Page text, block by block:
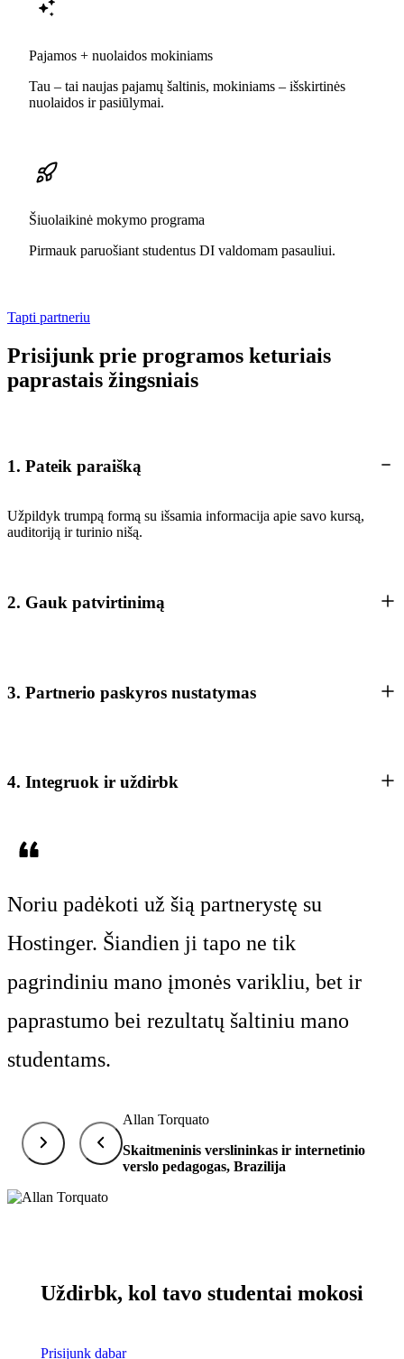
Pajamos + nuolaidos mokiniams
Tau – tai naujas pajamų šaltinis, mokiniams – išskirtinės
nuolaidos ir pasiūlymai.
Šiuolaikinė mokymo programa
Pirmauk paruošiant studentus DI valdomam pasauliui.
Tapti partneriu
Prisijunk prie programos keturiais
paprastais žingsniais
1. Pateik paraišką
Užpildyk trumpą formą su išsamia informacija apie savo kursą,
auditoriją ir turinio nišą.
2. Gauk patvirtinimą
3. Partnerio paskyros nustatymas
4. Integruok ir uždirbk
Noriu padėkoti už šią partnerystę su
Hostinger. Šiandien ji tapo ne tik
pagrindiniu mano įmonės varikliu, bet ir
paprastumo bei rezultatų šaltiniu mano
studentams.
Allan Torquato
Skaitmeninis verslininkas ir internetinio
verslo pedagogas, Brazilija
Uždirbk, kol tavo studentai mokosi
Prisijunk dabar